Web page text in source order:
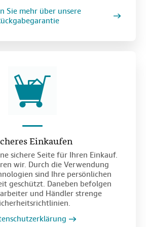
Sie mehr über unsere
Einkaufen
sichere Seite für Ihren Einkauf.
wir. Durch die Verwendung
sind Ihre persönlichen
geschützt. Daneben befolgen
und Händler strenge